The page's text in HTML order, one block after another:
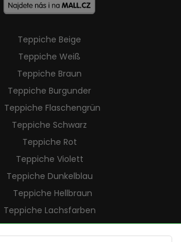
Teppiche Beige
Teppiche Weiß
Teppiche Braun
Teppiche Burgunder
Teppiche Flaschengrün
Teppiche Schwarz
Teppiche Rot
Teppiche Violett
Teppiche Dunkelblau
Teppiche Hellbraun
Teppiche Lachsfarben
Teppiche Cremefarben